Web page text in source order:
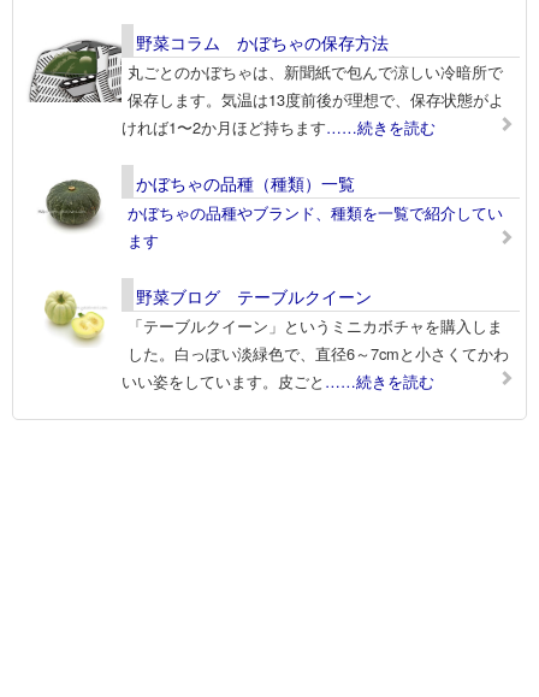
野菜コラム かぼちゃの保存方法
丸ごとのかぼちゃは、新聞紙で包んで涼しい冷暗所で
保存します。気温は13度前後が理想で、保存状態がよ
ければ1〜2か月ほど持ちます……続きを読む
かぼちゃの品種（種類）一覧
かぼちゃの品種やブランド、種類を一覧で紹介してい
ます
野菜ブログ テーブルクイーン
「テーブルクイーン」というミニカボチャを購入しま
した。白っぽい淡緑色で、直径6～7cmと小さくてかわ
いい姿をしています。皮ごと ……続きを読む